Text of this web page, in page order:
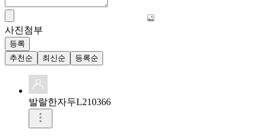
사진첨부
등록
추천순
최신순 등록순
발랄한자두L210366